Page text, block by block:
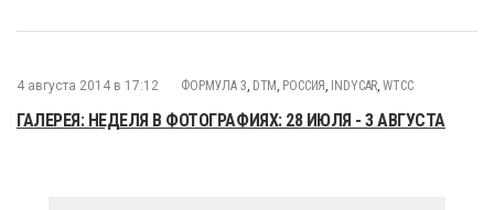
4 августа 2014 в 17:12 ФОРМУЛА 3, DTM , РОССИЯ , INDYCAR,WTCC
ГАЛЕРЕЯ: НЕДЕЛЯ В ФОТОГРАФИЯХ: 28 ИЮЛЯ - 3 АВГУСТА